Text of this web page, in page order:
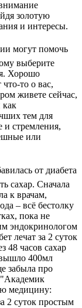
золотую
и интересы.
могут помочь
выберите
Хорошо
то о вас,
живете сейчас,
как
тем для
стремления,
или
от диабета
сахар. Сначала
к врачам,
– всё бестолку
пока не
эндокринологом
лечат за 2 суток
48 часов сахар
400мл
забыла про
"Академик
медицину:
2 суток простым